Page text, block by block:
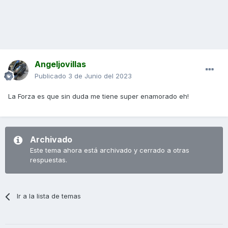
Angeljovillas
Publicado 3 de Junio del 2023
La Forza es que sin duda me tiene super enamorado eh!
Archivado
Este tema ahora está archivado y cerrado a otras
respuestas.
Ir a la lista de temas